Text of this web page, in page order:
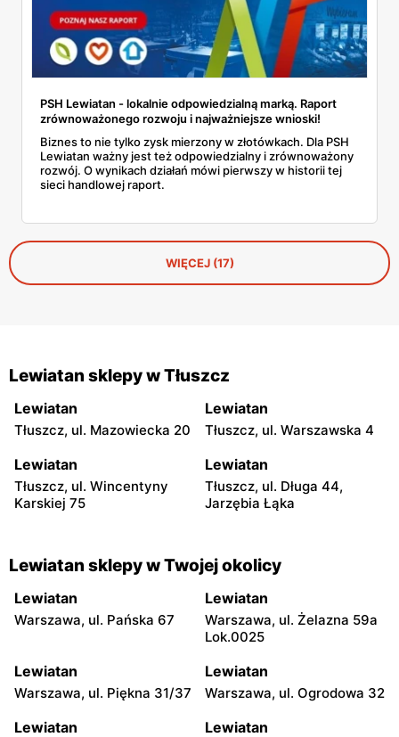
PSH Lewiatan - lokalnie odpowiedzialną marką. Raport
zrównoważonego rozwoju i najważniejsze wnioski!
Biznes to nie tylko zysk mierzony w złotówkach. Dla PSH
Lewiatan ważny jest też odpowiedzialny i zrównoważony
rozwój. O wynikach działań mówi pierwszy w historii tej
sieci handlowej raport.
WIĘCEJ (17)
Lewiatan sklepy w Tłuszcz
Lewiatan
Tłuszcz, ul. Mazowiecka 20
Lewiatan
Tłuszcz, ul. Warszawska 4
Lewiatan
Tłuszcz, ul. Wincentyny
Karskiej 75
Lewiatan
Tłuszcz, ul. Długa 44,
Jarzębia Łąka
Lewiatan sklepy w Twojej okolicy
Lewiatan
Warszawa, ul. Pańska 67
Lewiatan
Warszawa, ul. Żelazna 59a
Lok.0025
Lewiatan
Warszawa, ul. Piękna 31/37
Lewiatan
Warszawa, ul. Ogrodowa 32
Lewiatan Lewiatan